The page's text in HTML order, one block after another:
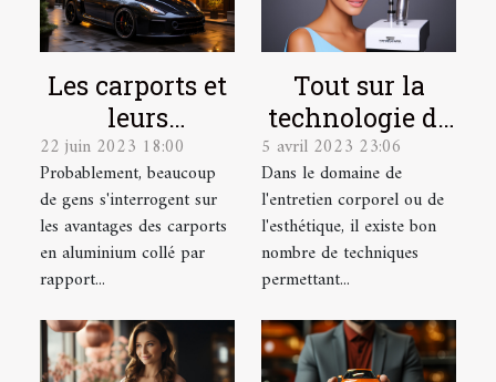
Les carports et
leurs
avantages
22 juin 2023 18:00
Probablement, beaucoup
de gens s'interrogent sur
les avantages des carports
en aluminium collé par
rapport...
Tout sur la
technologie de
l'Hydrafacial
5 avril 2023 23:06
Dans le domaine de
l'entretien corporel ou de
l'esthétique, il existe bon
nombre de techniques
permettant...